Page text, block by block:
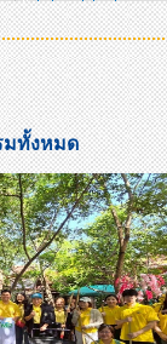
มทั้งหมด